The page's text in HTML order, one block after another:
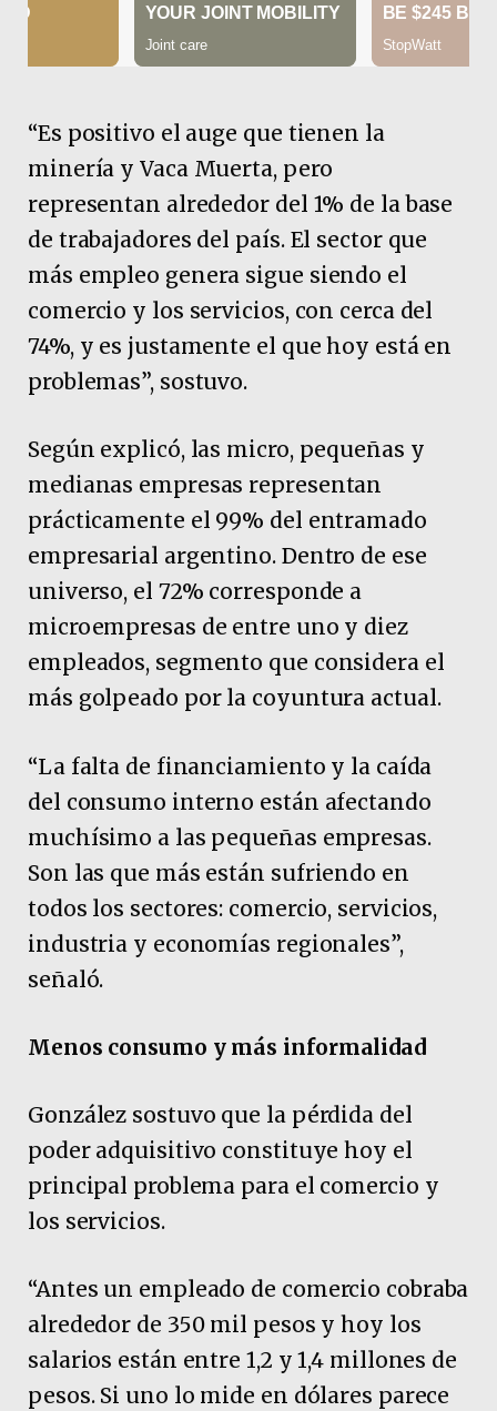
“Es positivo el auge que tienen la
minería y Vaca Muerta, pero
representan alrededor del 1% de la base
de trabajadores del país. El sector que
más empleo genera sigue siendo el
comercio y los servicios, con cerca del
74%, y es justamente el que hoy está en
problemas”, sostuvo.
Según explicó, las micro, pequeñas y
medianas empresas representan
prácticamente el 99% del entramado
empresarial argentino. Dentro de ese
universo, el 72% corresponde a
microempresas de entre uno y diez
empleados, segmento que considera el
más golpeado por la coyuntura actual.
“La falta de financiamiento y la caída
del consumo interno están afectando
muchísimo a las pequeñas empresas.
Son las que más están sufriendo en
todos los sectores: comercio, servicios,
industria y economías regionales”,
señaló.
Menos consumo y más informalidad
González sostuvo que la pérdida del
poder adquisitivo constituye hoy el
principal problema para el comercio y
los servicios.
“Antes un empleado de comercio cobraba
alrededor de 350 mil pesos y hoy los
salarios están entre 1,2 y 1,4 millones de
pesos. Si uno lo mide en dólares parece